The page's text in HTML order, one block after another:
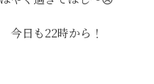
今日も22時から！